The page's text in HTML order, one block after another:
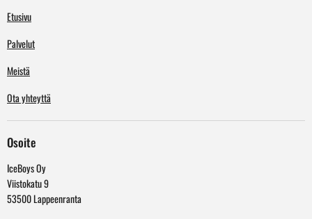
Etusivu
Palvelut
Meistä
Ota yhteyttä
Osoite
IceBoys Oy
Viistokatu 9
53500 Lappeenranta